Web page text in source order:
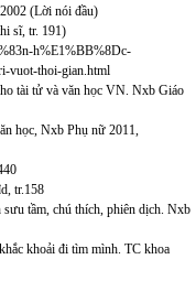
(Lời nói đầu)
sĩ, tr. 191)
h%E1%BB%8Dc-
vuot-thoi-gian.html
tài tử và văn học VN. Nxb Giáo
học, Nxb Phụ nữ 2011,
tr.158
tầm, chú thích, phiên dịch. Nxb
khoải đi tìm mình. TC khoa